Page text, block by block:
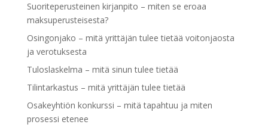
Suoriteperusteinen kirjanpito – miten se eroaa
maksuperusteisesta?
Osingonjako – mitä yrittäjän tulee tietää voitonjaosta
ja verotuksesta
Tuloslaskelma – mitä sinun tulee tietää
Tilintarkastus – mitä yrittäjän tulee tietää
Osakeyhtiön konkurssi – mitä tapahtuu ja miten
prosessi etenee